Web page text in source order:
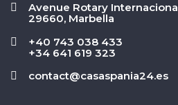
Avenue Rotary
29660, Marbella
+40 743 038 433
+34 641 619 323
contact@casaspania24.es